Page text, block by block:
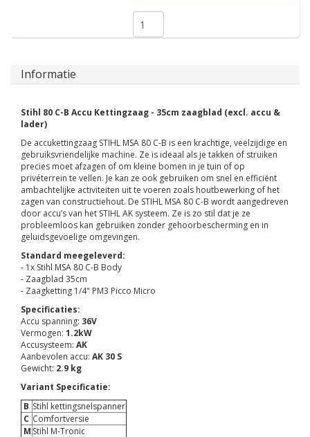
Informatie
Stihl 80 C-B Accu Kettingzaag - 35cm zaagblad (excl. accu &
lader)
De accukettingzaag STIHL MSA 80 C-B is een krachtige, veelzijdige en
gebruiksvriendelijke machine. Ze is ideaal als je takken of struiken
precies moet afzagen of om kleine bomen in je tuin of op
privéterrein te vellen. Je kan ze ook gebruiken om snel en efficiënt
ambachtelijke activiteiten uit te voeren zoals houtbewerking of het
zagen van constructiehout. De STIHL MSA 80 C-B wordt aangedreven
door accu’s van het STIHL AK systeem. Ze is zo stil dat je ze
probleemloos kan gebruiken zonder gehoorbescherming en in
geluidsgevoelige omgevingen.
Standard meegeleverd:
- 1x Stihl MSA 80 C-B Body
- Zaagblad 35cm
- Zaagketting 1/4" PM3 Picco Micro
Specificaties:
Accu spanning: 36V
Vermogen: 1.2kW
Accusysteem: AK
Aanbevolen accu: AK 30 S
Gewicht: 2.9 kg
Variant Specificatie:
B Stihl kettingsnelspanner
C Comfortversie
M Stihl M-Tronic